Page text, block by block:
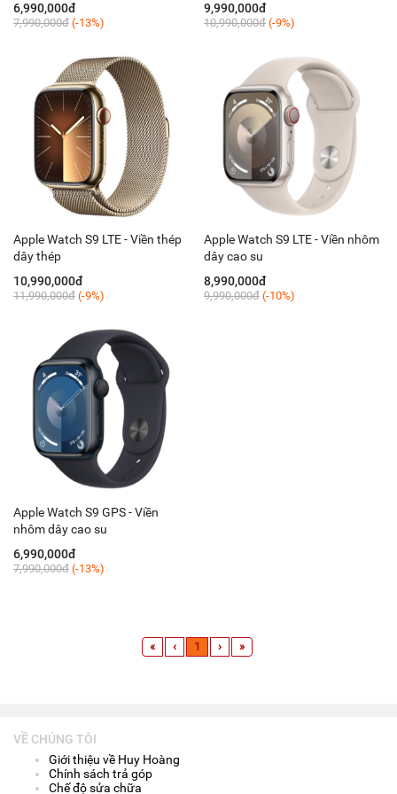
6,990,000đ
7,990,000đ (-13%)
9,990,000đ
10,990,000đ (-9%)
Apple Watch S9 LTE - Viền thép
dây thép
10,990,000đ
11,990,000đ (-9%)
Apple Watch S9 LTE - Viền nhôm
dây cao su
8,990,000đ
9,990,000đ (-10%)
Apple Watch S9 GPS - Viền
nhôm dây cao su
6,990,000đ
7,990,000đ (-13%)
« ‹ 1 › »
VỀ CHÚNG TÔI
Giới thiệu về Huy Hoàng
Chính sách trả góp
Chế độ sửa chữa